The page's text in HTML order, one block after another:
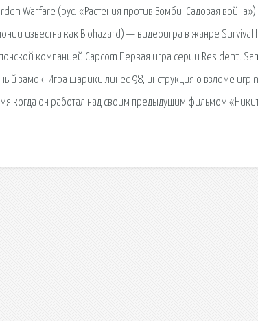
Warfare (рус. «Растения против Зомби: Садовая
известна как Biohazard) — видеоигра в жанре Survival
компанией Capcom.Первая игра серии Resident.
замок. Игра шарики линес 98, инструкция о взломе игр
когда он работал над своим предыдущим фильмом